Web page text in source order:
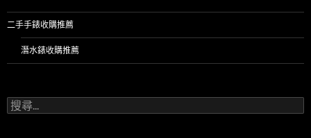
二手手錶收購推薦
潛水錶收購推薦
搜
尋